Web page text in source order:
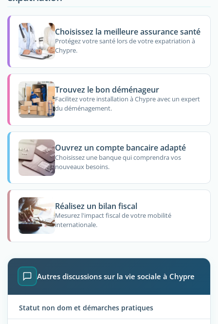
Choisissez la meilleure assurance santé
Protégez votre santé lors de votre expatriation à
Chypre.
Trouvez le bon déménageur
Facilitez votre installation à Chypre avec un expert
du déménagement.
Ouvrez un compte bancaire adapté
Choisissez une banque qui comprendra vos
nouveaux besoins.
Réalisez un bilan fiscal
Mesurez l'impact fiscal de votre mobilité
internationale.
Autres discussions sur la vie sociale à Chypre
Statut non dom et démarches pratiques